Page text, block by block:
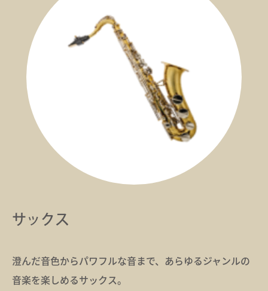
サックス
澄んだ音色からパワフルな音まで、あらゆるジャンルの
音楽を楽しめるサックス。